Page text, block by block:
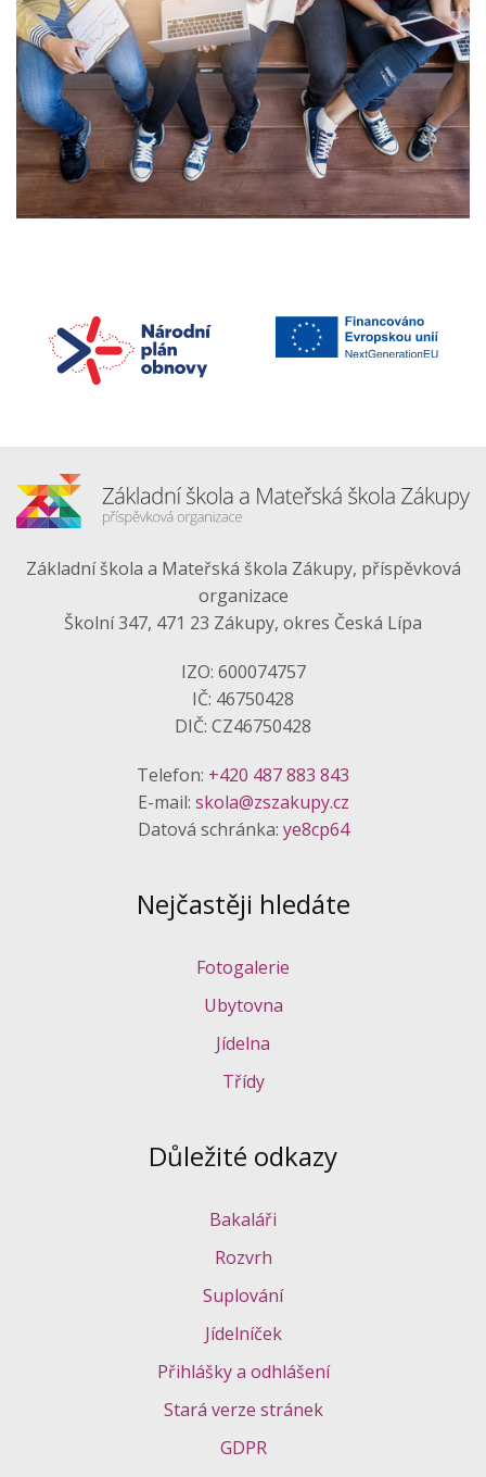
Základní škola a Mateřská škola Zákupy, příspěvková
organizace
Školní 347, 471 23 Zákupy, okres Česká Lípa
IZO: 600074757
IČ: 46750428
DIČ: CZ46750428
Telefon: +420 487 883 843
E-mail: skola@zszakupy.cz
Datová schránka: ye8cp64
Nejčastěji hledáte
Fotogalerie
Ubytovna
Jídelna
Třídy
Důležité odkazy
Bakaláři
Rozvrh
Suplování
Jídelníček
Přihlášky a odhlášení
Stará verze stránek
GDPR